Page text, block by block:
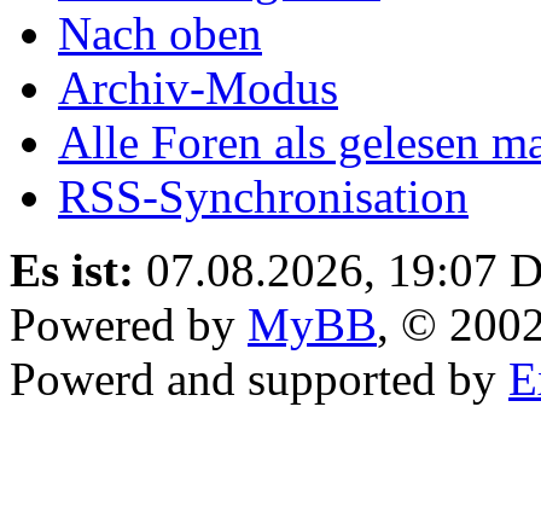
Nach oben
Archiv-Modus
Alle Foren als gelesen
RSS-Synchronisation
Es ist: 07.08.2026, 19:07
Powered by MyBB, ©
Powerd and supported by